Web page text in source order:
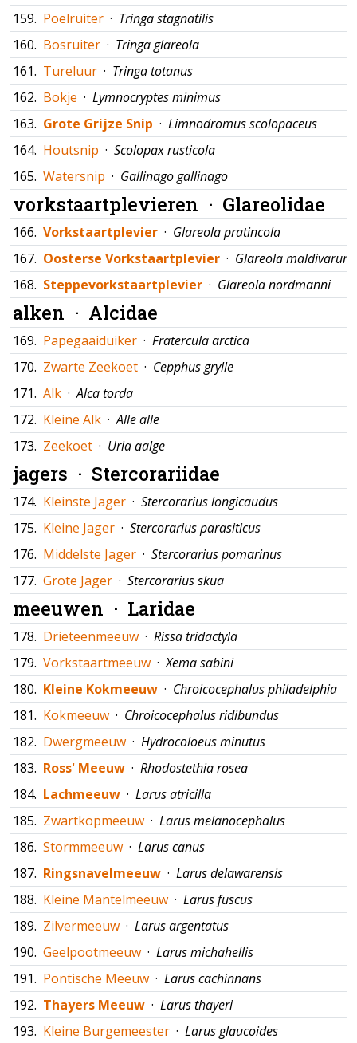
159. Poelruiter · Tringa stagnatilis
160. Bosruiter · Tringa glareola
161. Tureluur · Tringa totanus
162. Bokje · Lymnocryptes minimus
163. Grote Grijze Snip · Limnodromus scolopaceus
164. Houtsnip · Scolopax rusticola
165. Watersnip · Gallinago gallinago
vorkstaartplevieren · Glareolidae
166. Vorkstaartplevier · Glareola pratincola
167. Oosterse Vorkstaartplevier · Glareola maldivarum
168. Steppevorkstaartplevier · Glareola nordmanni
alken · Alcidae
169. Papegaaiduiker · Fratercula arctica
170. Zwarte Zeekoet · Cepphus grylle
171. Alk ·Alca torda
172. Kleine Alk ·Alle alle
173. Zeekoet · Uria aalge
jagers · Stercorariidae
174. Kleinste Jager · Stercorarius longicaudus
175. Kleine Jager · Stercorarius parasiticus
176. Middelste Jager · Stercorarius pomarinus
177. Grote Jager · Stercorarius skua
meeuwen · Laridae
178. Drieteenmeeuw · Rissa tridactyla
179. Vorkstaartmeeuw ·Xema sabini
180. Kleine Kokmeeuw · Chroicocephalus philadelphia
181. Kokmeeuw · Chroicocephalus ridibundus
182. Dwergmeeuw · Hydrocoloeus minutus
183. Ross' Meeuw · Rhodostethia rosea
184. Lachmeeuw · Larus atricilla
185. Zwartkopmeeuw · Larus melanocephalus
186. Stormmeeuw · Larus canus
187. Ringsnavelmeeuw · Larus delawarensis
188. Kleine Mantelmeeuw · Larus fuscus
189. Zilvermeeuw · Larus argentatus
190. Geelpootmeeuw · Larus michahellis
191. Pontische Meeuw · Larus cachinnans
192. Thayers Meeuw · Larus thayeri
193. Kleine Burgemeester · Larus glaucoides